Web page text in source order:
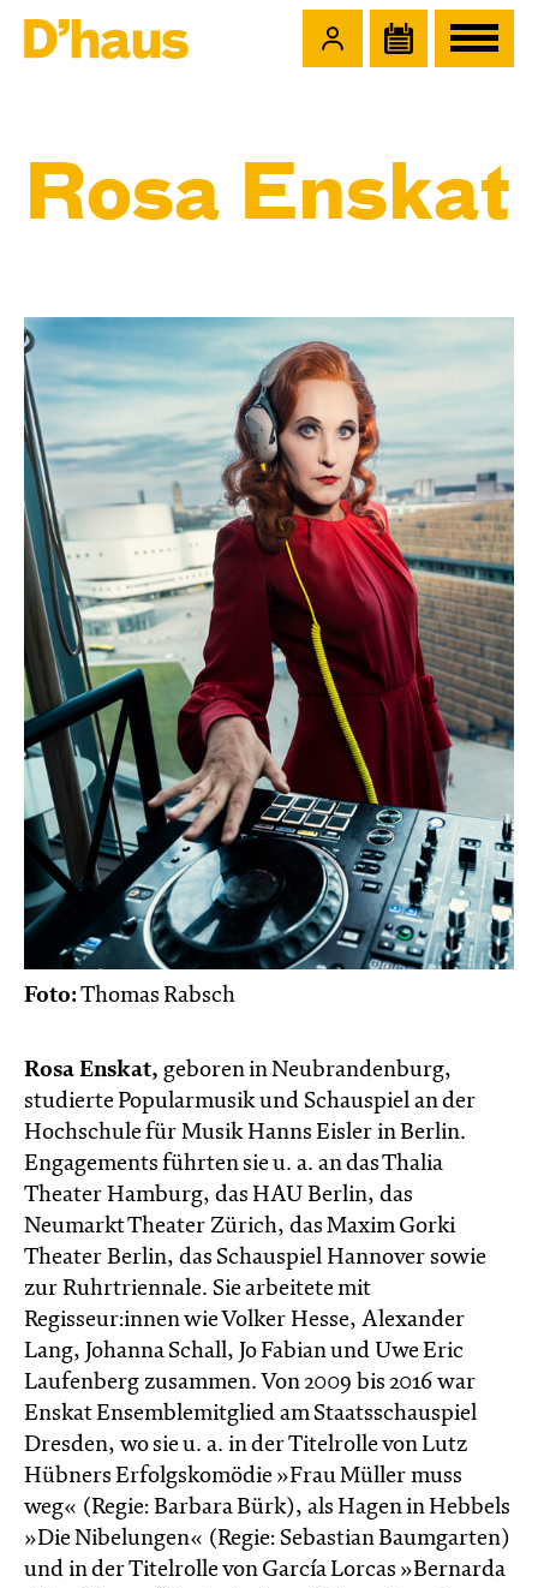
Rosa Enskat
Foto:Thomas Rabsch
Rosa Enskat, geboren in Neubrandenburg,
studierte Popularmusik und Schauspiel an der
Hochschule für Musik Hanns Eisler in Berlin.
Engagements führten sie u. a. an das Thalia
Theater Hamburg, das HAU Berlin, das
Neumarkt Theater Zürich, das Maxim Gorki
Theater Berlin, das Schauspiel Hannover sowie
zur Ruhrtriennale. Sie arbeitete mit
Regisseur:innen wie Volker Hesse, Alexander
Lang, Johanna Schall, Jo Fabian und Uwe Eric
Laufenberg zusammen. Von 2009 bis 2016 war
Enskat Ensemblemitglied am Staatsschauspiel
Dresden, wo sie u. a. in der Titelrolle von Lutz
Hübners Erfolgskomödie »Frau Müller muss
weg« (Regie: Barbara Bürk), als Hagen in Hebbels
»Die Nibelungen« (Regie: Sebastian Baumgarten)
und in der Titelrolle von García Lorcas »Bernarda